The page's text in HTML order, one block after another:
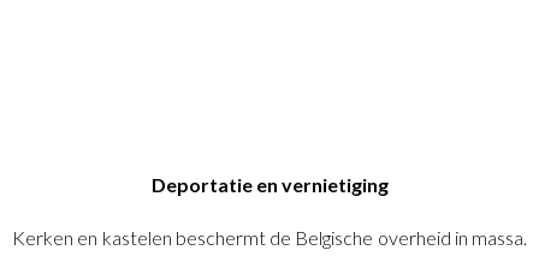
Deportatie en vernietiging
Kerken en kastelen beschermt de Belgische overheid in massa.